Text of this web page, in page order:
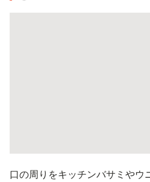
口の周りをキッチンバサミやウ